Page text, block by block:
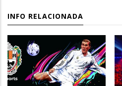
INFO RELACIONADA